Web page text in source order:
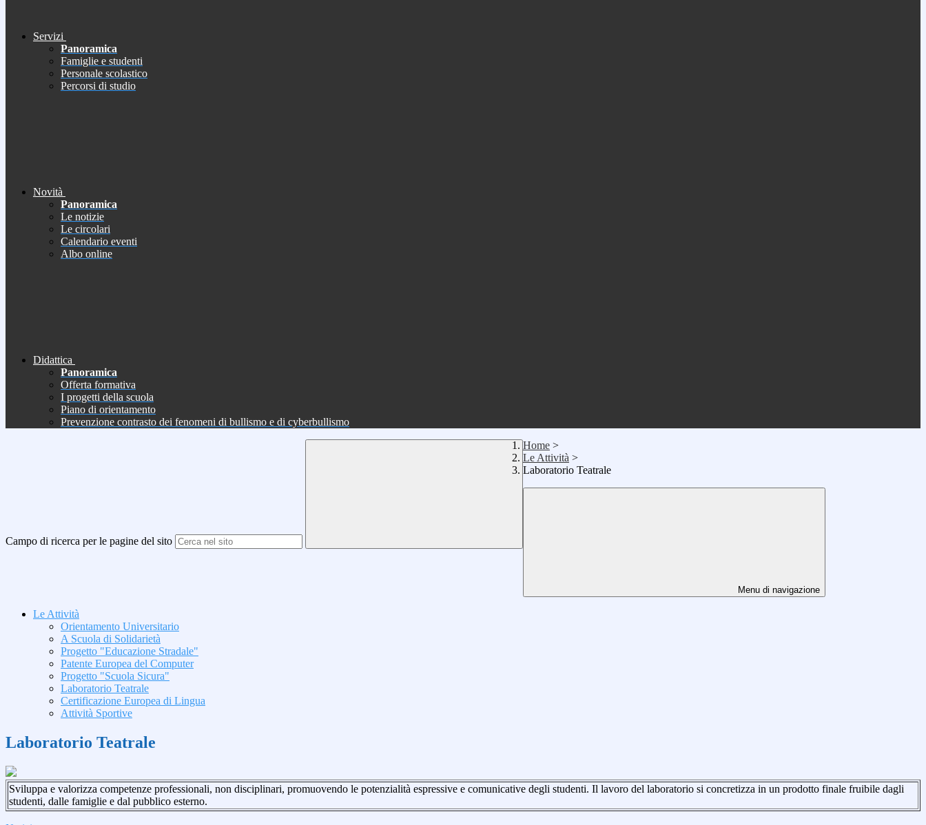
Servizi
Panoramica
Famiglie e studenti
Personale scolastico
Percorsi di studio
Novità
Panoramica
Le notizie
Le circolari
Calendario eventi
Albo online
Didattica
Panoramica
Offerta formativa
I progetti della scuola
Piano di orientamento
Prevenzione contrasto dei fenomeni di bullismo e di cyberbullismo
Campo di ricerca per le pagine del sito
Home >
Le Attività >
Laboratorio Teatrale
Menu di navigazione
Le Attività
Orientamento Universitario
A Scuola di Solidarietà
Progetto "Educazione Stradale"
Patente Europea del Computer
Progetto "Scuola Sicura"
Laboratorio Teatrale
Certificazione Europea di Lingua
Attività Sportive
Laboratorio Teatrale
Sviluppa e valorizza competenze professionali, non disciplinari, promuovendo le potenzialità espressive e comunicative degli studenti. Il lavoro del laboratorio si concretizza in un prodotto finale fruibile dagli
studenti, dalle famiglie e dal pubblico esterno.